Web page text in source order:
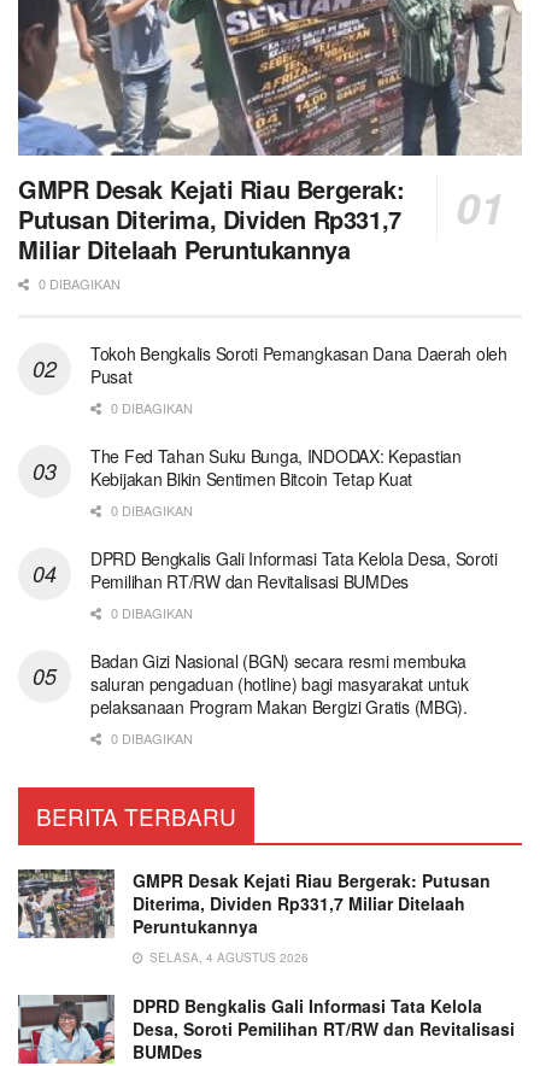
GMPR Desak Kejati Riau Bergerak:
Putusan Diterima, Dividen Rp331,7
Miliar Ditelaah Peruntukannya
0 DIBAGIKAN
Tokoh Bengkalis Soroti Pemangkasan Dana Daerah oleh
Pusat
0 DIBAGIKAN
The Fed Tahan Suku Bunga, INDODAX: Kepastian
Kebijakan Bikin Sentimen Bitcoin Tetap Kuat
0 DIBAGIKAN
DPRD Bengkalis Gali Informasi Tata Kelola Desa, Soroti
Pemilihan RT/RW dan Revitalisasi BUMDes
0 DIBAGIKAN
Badan Gizi Nasional (BGN) secara resmi membuka
saluran pengaduan (hotline) bagi masyarakat untuk
pelaksanaan Program Makan Bergizi Gratis (MBG).
0 DIBAGIKAN
BERITA TERBARU
GMPR Desak Kejati Riau Bergerak: Putusan
Diterima, Dividen Rp331,7 Miliar Ditelaah
Peruntukannya
SELASA, 4 AGUSTUS 2026
DPRD Bengkalis Gali Informasi Tata Kelola
Desa, Soroti Pemilihan RT/RW dan Revitalisasi
BUMDes